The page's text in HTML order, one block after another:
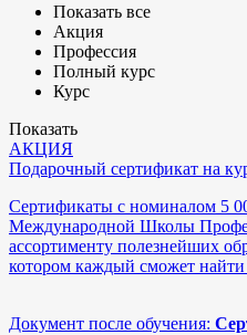
Показать все
Акция
Профессия
Полный курс
Курс
Показать
АКЦИЯ
Подарочный сертификат на
Сертификаты с номиналом 5
Международной Школы
ассортименту полезнейших
котором каждый сможет найти
Документ после обучения: